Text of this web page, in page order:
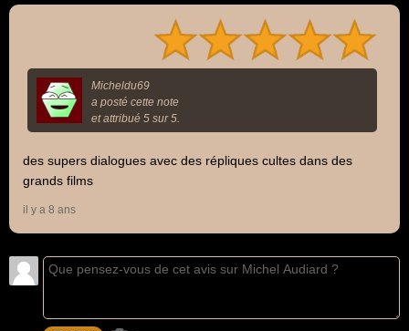
Micheldu69
a posté cette note
et attribué 5 sur 5.
des supers dialogues avec des répliques cultes dans des
grands films
il y a 8 ans